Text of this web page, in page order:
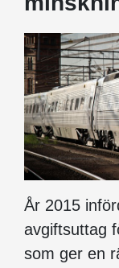
År 2015
avgiftsuttag
som ger en